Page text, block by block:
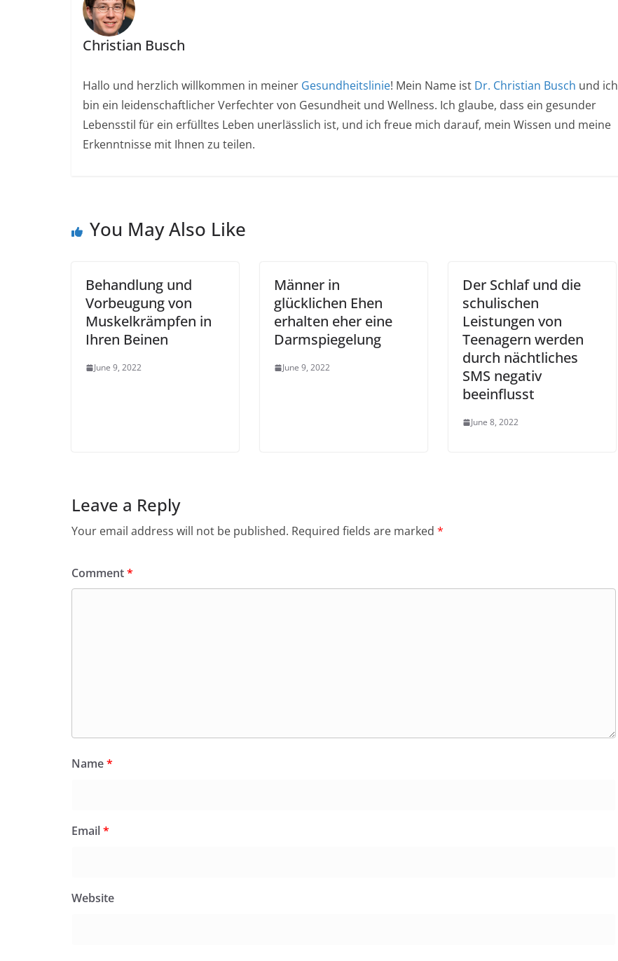
Christian Busch
Hallo und herzlich willkommen in meinerGesundheitslinie! Mein Name ist Dr. Christian Busch und ich
bin ein leidenschaftlicher Verfechter von Gesundheit und Wellness. Ich glaube, dass ein gesunder
Lebensstil für ein erfülltes Leben unerlässlich ist, und ich freue mich darauf, mein Wissen und meine
Erkenntnisse mit Ihnen zu teilen.
You May Also Like
Behandlung und
Vorbeugung von
Muskelkrämpfen in
Ihren Beinen
June 9, 2022
Männer in
glücklichen Ehen
erhalten eher eine
Darmspiegelung
June 9, 2022
Der Schlaf und die
schulischen
Leistungen von
Teenagern werden
durch nächtliches
SMS negativ
beeinflusst
June 8, 2022
Leave a Reply
Your email address will not be published. Required fields are marked *
Comment*
Name*
Email*
Website